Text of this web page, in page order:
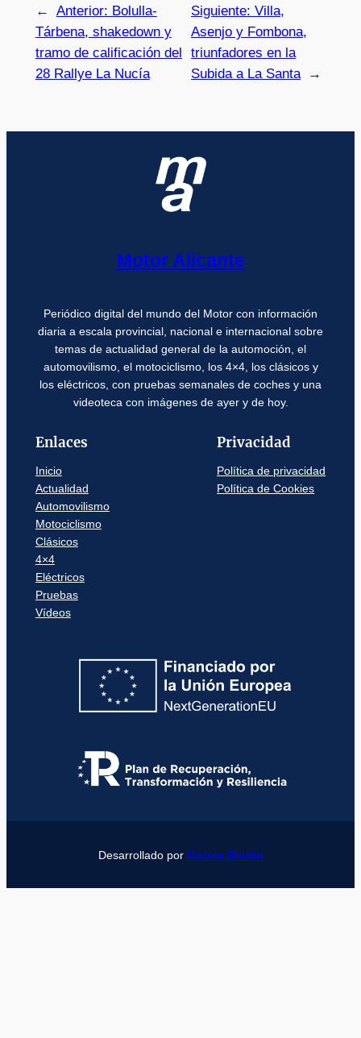
← Anterior: Bolulla-
Tárbena, shakedown y
tramo de calificación del
28 Rallye La Nucía
Siguiente: Villa,
Asenjo y Fombona,
triunfadores en la
Subida a La Santa
→
Motor Alicante
Periódico digital del mundo del Motor con información
diaria a escala provincial, nacional e internacional sobre
temas de actualidad general de la automoción, el
automovilismo, el motociclismo, los 4×4, los clásicos y
los eléctricos, con pruebas semanales de coches y una
videoteca con imágenes de ayer y de hoy.
Enlaces
Inicio
Actualidad
Automovilismo
Motociclismo
Clásicos
4×4
Eléctricos
Pruebas
Vídeos
Privacidad
Política de privacidad
Política de Cookies
Desarrollado por Girona Studio